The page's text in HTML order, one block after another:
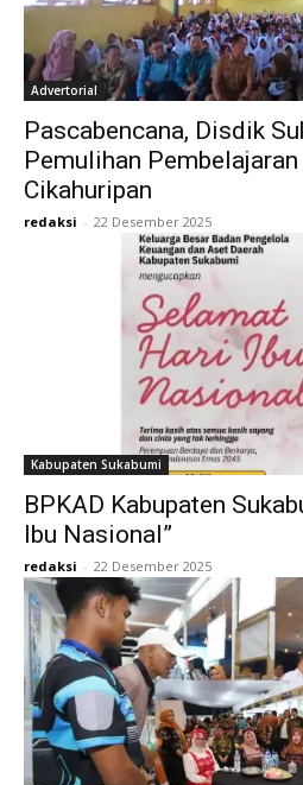
Advertorial
Pascabencana, Disdik
Pemulihan
Cikahuripan
redaksi - 22 Desember 2025
Kabupaten Sukabumi
BPKAD Kabupaten
Ibu Nasional”
redaksi - 22 Desember 2025